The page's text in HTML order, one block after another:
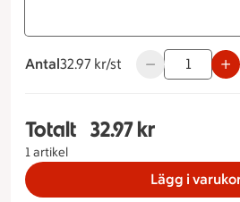
Antal
32.97 kronor styck
32.97 kr/st Använd
Totalt
1 artikel
Totalt 1 stycken
32.97 kr
Lägg i